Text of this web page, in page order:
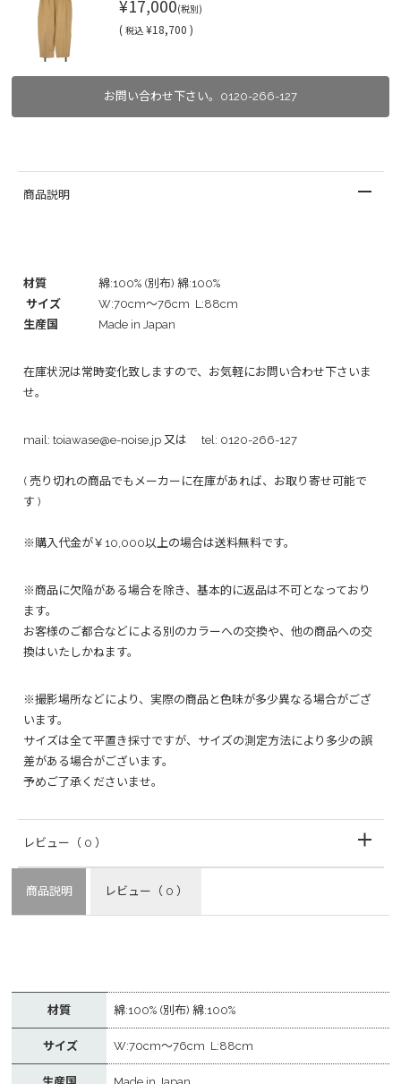
¥17,000(税別)
( 税込 ¥18,700 )
お問い合わせ下さい。0120-266-127
商品説明
材質
綿:100% (別布) 綿:100%
サイズ
W:70cm～76cm L:88cm
生産国
Made in Japan
在庫状況は常時変化致しますので、お気軽にお問い合わせ下さいま
せ。
mail: toiawase@e-noise.jp 又は tel: 0120-266-127
( 売り切れの商品でもメーカーに在庫があれば、お取り寄せ可能で
す )
※購入代金が￥10,000以上の場合は送料無料です。
※商品に欠陥がある場合を除き、基本的に返品は不可となっており
ます。
お客様のご都合などによる別のカラーへの交換や、他の商品への交
換はいたしかねます。
※撮影場所などにより、実際の商品と色味が多少異なる場合がござ
います。
サイズは全て平置き採寸ですが、サイズの測定方法により多少の誤
差がある場合がございます。
予めご了承くださいませ。
レビュー （ 0 ）
商品説明 レビュー （ 0 ）
材質 綿:100% (別布) 綿:100%
サイズ W:70cm～76cm L:88cm